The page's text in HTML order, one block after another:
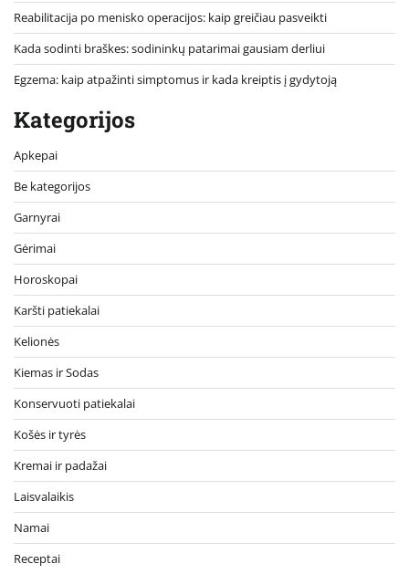
Reabilitacija po menisko operacijos: kaip greičiau pasveikti
Kada sodinti braškes: sodininkų patarimai gausiam derliui
Egzema: kaip atpažinti simptomus ir kada kreiptis į gydytoją
Kategorijos
Apkepai
Be kategorijos
Garnyrai
Gėrimai
Horoskopai
Karšti patiekalai
Kelionės
Kiemas ir Sodas
Konservuoti patiekalai
Košės ir tyrės
Kremai ir padažai
Laisvalaikis
Namai
Receptai